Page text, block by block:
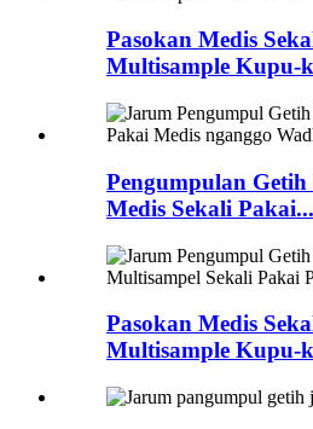
Pasokan Medis
Multisample Kupu-
Pengumpulan Getih
Medis Sekali Pakai...
Pasokan Medis
Multisample Kupu-